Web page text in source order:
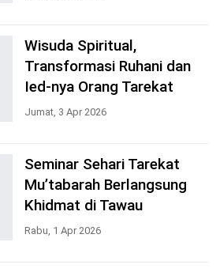
Wisuda Spiritual,
Transformasi Ruhani dan
Ied-nya Orang Tarekat
Jumat, 3 Apr 2026
Seminar Sehari Tarekat
Mu’tabarah Berlangsung
Khidmat di Tawau
Rabu, 1 Apr 2026